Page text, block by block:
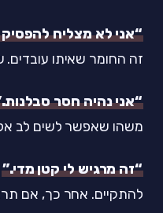
“אני לא מצליח
זה החומר שאיתו עובדים.
“אני נהיה חסר
משהו שאפשר לשים לב
“זה מרגיש לי קטן מדי.”
להתקיים. אחר כך, אם